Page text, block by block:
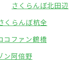
さくらんぼ北田辺
くらんぼ杭全
コファン鶴橋
ン阿倍野